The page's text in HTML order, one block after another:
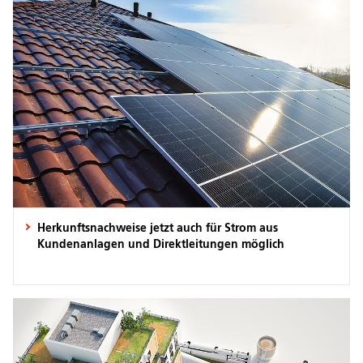
Herkunftsnachweise jetzt auch für Strom aus
Kundenanlagen und Direktleitungen möglich